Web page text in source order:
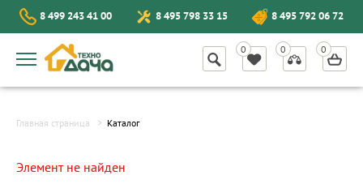
8 499 243 41 00 8 495 798 33 15 8 495 792 06 72
Главная страница Каталог
Элемент не найден